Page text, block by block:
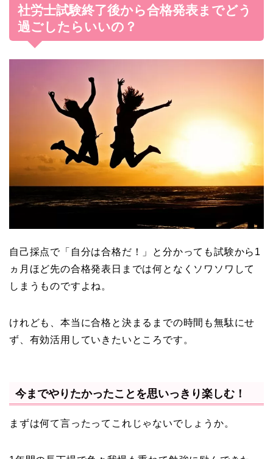
社労士試験終了後から合格発表までどう
過ごしたらいいの？
自己採点で「自分は合格だ！」と分かっても試験から1
ヵ月ほど先の合格発表日までは何となくソワソワして
しまうものですよね。
けれども、本当に合格と決まるまでの時間も無駄にせ
ず、有効活用していきたいところです。
今までやりたかったことを思いっきり楽しむ！
まずは何て言ったってこれじゃないでしょうか。